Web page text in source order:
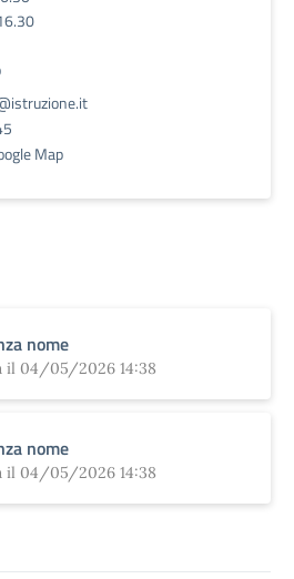
Map
nome
il 04/05/2026 14:38
nome
il 04/05/2026 14:38